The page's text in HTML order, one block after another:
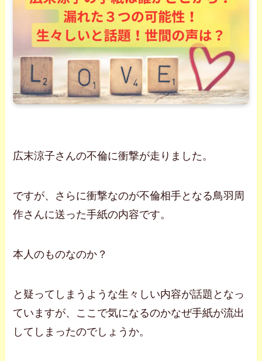
広末涼子さんの不倫に衝撃が走りました。
ですが、さらに衝撃なのが不倫相手となる鳥羽周
作さんに送った手紙の内容です。
本人のものなのか？
と疑ってしまうような生々しい内容が話題となっ
ていますが、ここで気になるのかなぜ手紙が流出
してしまったのでしょうか。